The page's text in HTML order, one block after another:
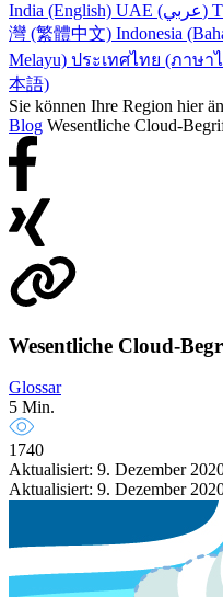
India (English)
UAE (عربي)
灣 (繁體中文) Indonesia
Melayu) ประเทศไทย (ภาษา
本語)
Sie können Ihre Region hier
Blog Wesentliche Cloud-
Wesentliche Cloud-
Glossar
5 Min.
1740
Aktualisiert: 9. Dezember
Aktualisiert: 9. Dezember